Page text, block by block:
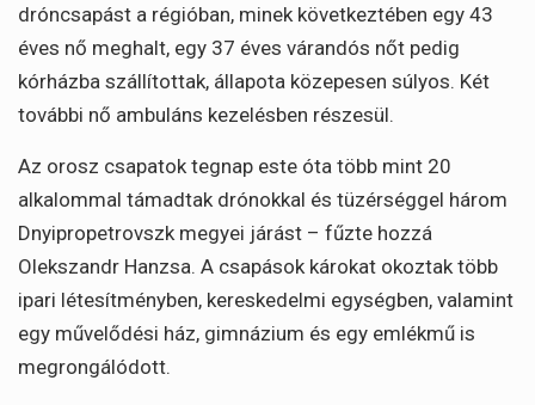
dróncsapást a régióban, minek következtében egy 43
éves nő meghalt, egy 37 éves várandós nőt pedig
kórházba szállítottak, állapota közepesen súlyos. Két
további nő ambuláns kezelésben részesül.
Az orosz csapatok tegnap este óta több mint 20
alkalommal támadtak drónokkal és tüzérséggel három
Dnyipropetrovszk megyei járást – fűzte hozzá
Olekszandr Hanzsa. A csapások károkat okoztak több
ipari létesítményben, kereskedelmi egységben, valamint
egy művelődési ház, gimnázium és egy emlékmű is
megrongálódott.